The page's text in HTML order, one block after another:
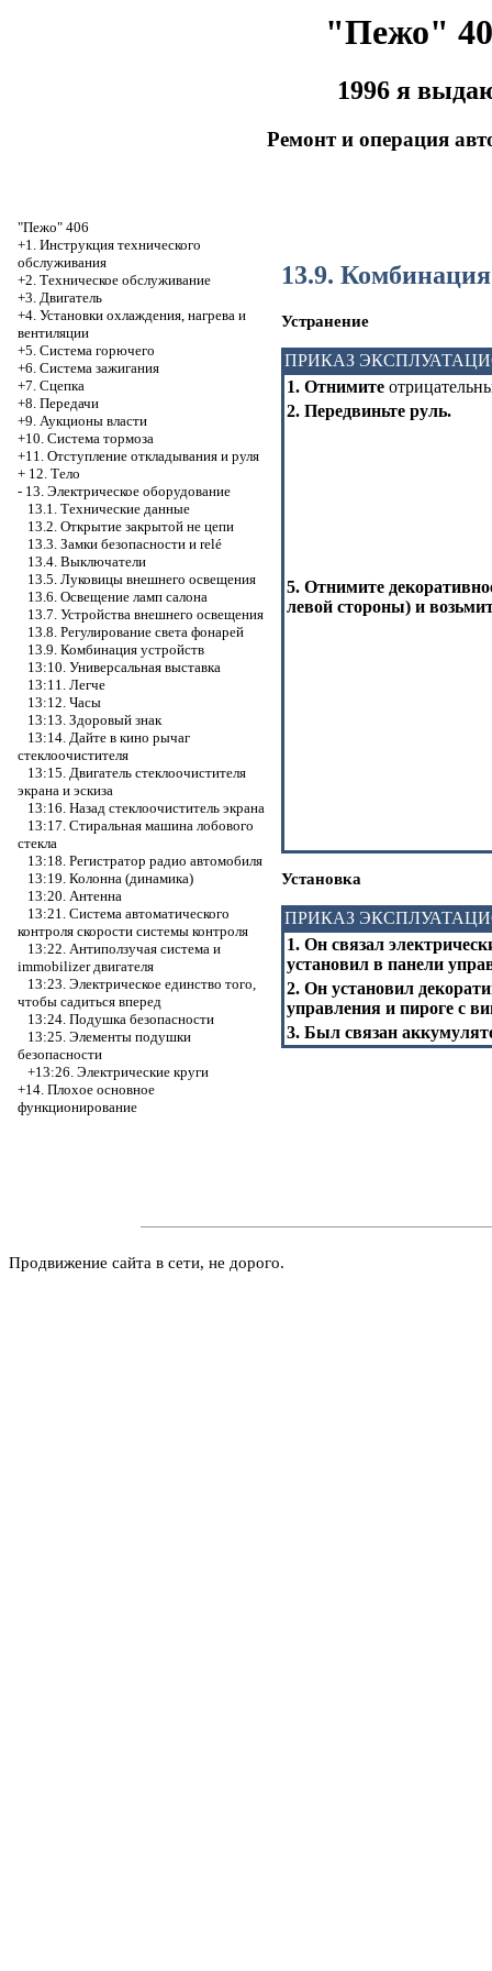
"Пежо"
1996 я
Ремонт и операция
"Пежо" 406
+1. Инструкция технического
обслуживания
+2. Техническое обслуживание
+3. Двигатель
+4. Установки охлаждения, нагрева и
вентиляции
+5. Система горючего
+6. Система зажигания
+7. Сцепка
+8. Передачи
+9. Аукционы власти
+10. Система тормоза
+11. Отступление откладывания и руля
+ 12. Тело
- 13. Электрическое оборудование
13.1. Технические данные
13.2. Открытие закрытой не цепи
13.3. Замки безопасности и relé
13.4. Выключатели
13.5. Луковицы внешнего освещения
13.6. Освещение ламп салона
13.7. Устройства внешнего освещения
13.8. Регулирование света фонарей
13.9. Комбинация устройств
13:10. Универсальная выставка
13:11. Легче
13:12. Часы
13:13. Здоровый знак
13:14. Дайте в кино рычаг
стеклоочистителя
13:15. Двигатель стеклоочистителя
экрана и эскиза
13:16. Назад стеклоочиститель экрана
13:17. Стиральная машина лобового
стекла
13:18. Регистратор радио автомобиля
13:19. Колонна (динамика)
13:20. Антенна
13:21. Система автоматического
контроля скорости системы контроля
13:22. Антиползучая система и
immobilizer двигателя
13:23. Электрическое единство того,
чтобы садиться вперед
13:24. Подушка безопасности
13:25. Элементы подушки
безопасности
+13:26. Электрические круги
+14. Плохое основное
функционирование
13.9.
Устранение
ПРИКАЗ
1. Отнимите
2. Передвиньте руль.
5. Отнимите
левой стороны) и
Установка
ПРИКАЗ
1. Он связал
установил в панели
2. Он установил
управления и пироге с
3. Был связан
Продвижение сайта в сети, не дорого.